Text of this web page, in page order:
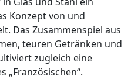
Konzept von und
Das Zusammenspiel aus
teuren Getränken und
zugleich eine
„Französischen“.